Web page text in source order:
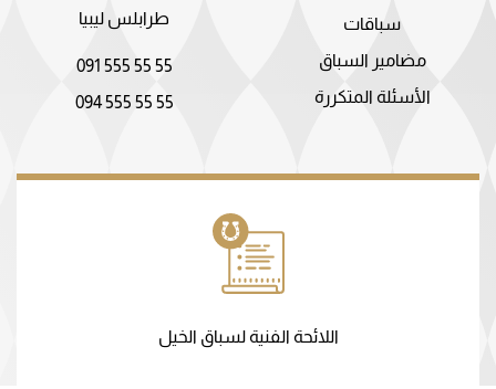
سباقات
مضامير السباق
الأسئلة المتكررة
طرابلس ليبيا
091 555 55 55
094 555 55 55
اللائحة الفنية لسباق الخيل